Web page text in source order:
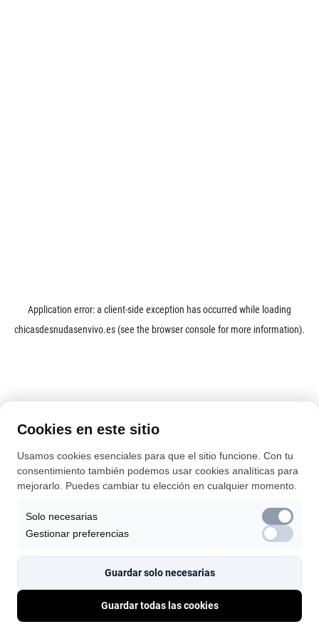
Application error: a client-side exception has occurred while loading
chicasdesnudasenvivo.es (see the browser console for more information).
Cookies en este sitio
Usamos cookies esenciales para que el sitio funcione. Con tu
consentimiento también podemos usar cookies analíticas para
mejorarlo. Puedes cambiar tu elección en cualquier momento.
Solo necesarias
Gestionar preferencias
Guardar solo necesarias
Guardar todas las cookies